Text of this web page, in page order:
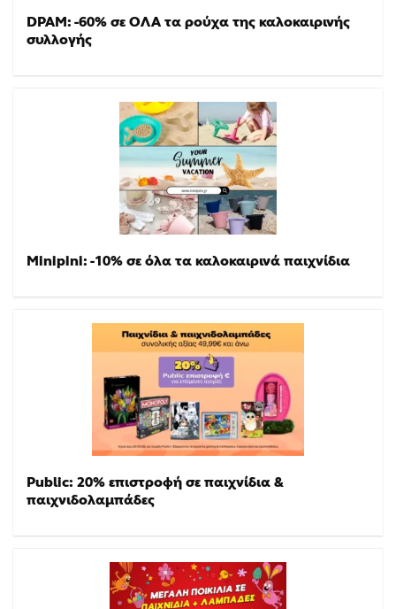
DPAM: -60% σε ΟΛΑ τα ρούχα της καλοκαιρινής
συλλογής
Minipini: -10% σε όλα τα καλοκαιρινά παιχνίδια
Public: 20% επιστροφή σε παιχνίδια &
παιχνιδολαμπάδες